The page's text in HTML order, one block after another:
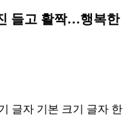
들고 활짝…행복한
글자 기본 크기 글자 한